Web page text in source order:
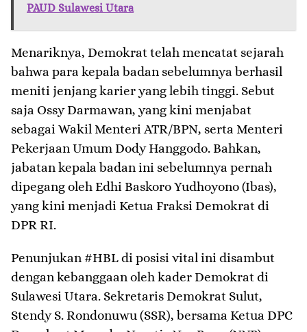
PAUD Sulawesi Utara
Menariknya, Demokrat telah mencatat sejarah
bahwa para kepala badan sebelumnya berhasil
meniti jenjang karier yang lebih tinggi. Sebut
saja Ossy Darmawan, yang kini menjabat
sebagai Wakil Menteri ATR/BPN, serta Menteri
Pekerjaan Umum Dody Hanggodo. Bahkan,
jabatan kepala badan ini sebelumnya pernah
dipegang oleh Edhi Baskoro Yudhoyono (Ibas),
yang kini menjadi Ketua Fraksi Demokrat di
DPR RI.
Penunjukan #HBL di posisi vital ini disambut
dengan kebanggaan oleh kader Demokrat di
Sulawesi Utara. Sekretaris Demokrat Sulut,
Stendy S. Rondonuwu (SSR), bersama Ketua DPC